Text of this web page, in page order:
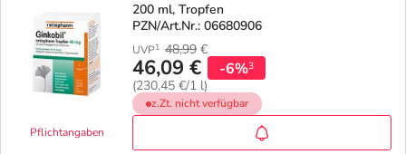
Pflichtangaben
200 ml, Tropfen
PZN/Art.Nr.: 06680906
UVP1 48,99 €
46,09 €
(230,45 €/1 l)
-6%3
z.Zt. nicht verfügbar